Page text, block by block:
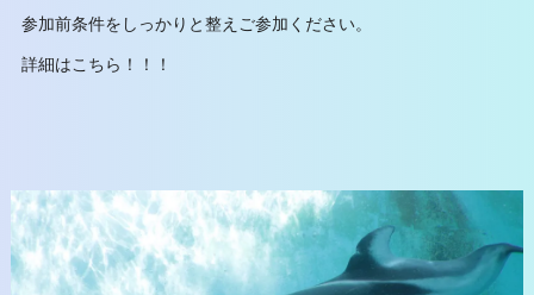
参加前条件をしっかりと整えご参加ください。
詳細はこちら！！！